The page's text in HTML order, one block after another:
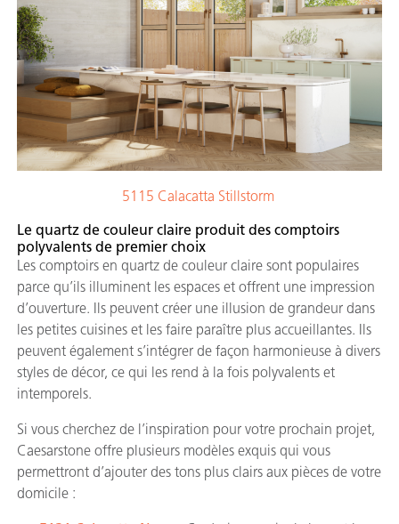
5115 Calacatta Stillstorm
Le quartz de couleur claire produit des comptoirs
polyvalents de premier choix
Les comptoirs en quartz de couleur claire sont populaires
parce qu’ils illuminent les espaces et offrent une impression
d’ouverture. Ils peuvent créer une illusion de grandeur dans
les petites cuisines et les faire paraître plus accueillantes. Ils
peuvent également s’intégrer de façon harmonieuse à divers
styles de décor, ce qui les rend à la fois polyvalents et
intemporels.
Si vous cherchez de l’inspiration pour votre prochain projet,
Caesarstone offre plusieurs modèles exquis qui vous
permettront d’ajouter des tons plus clairs aux pièces de votre
domicile :